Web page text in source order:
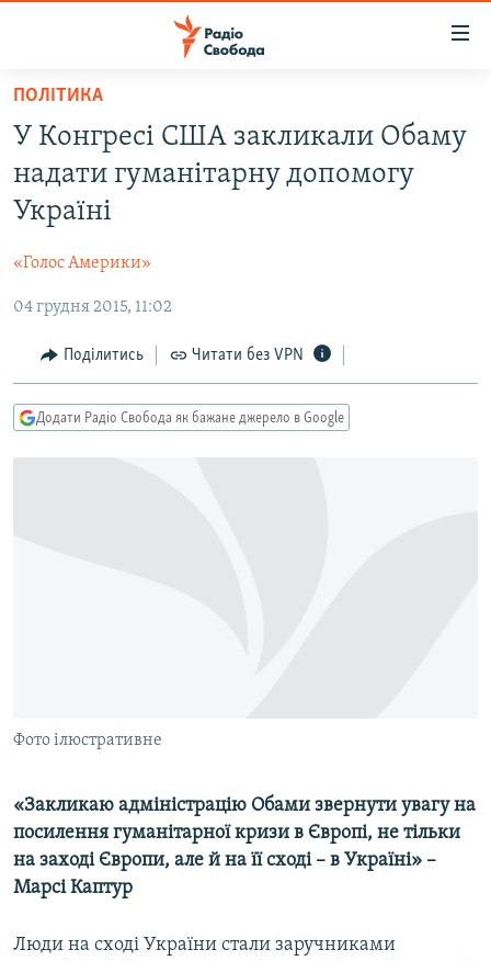
Перейти
основного
матеріалу
Перейти
до
основної
Перейти
пошуку
ВСЕ ЗА ДОБУ
СТАТТІ
ЕКОНОМІКА
СУСПІЛЬСТВО
КУЛЬТУРА
УКРАЇНА
РОСІЙСЬКА «ФІЛЬТРАЦІЯ»
ДОНБАС.РЕАЛІЇ
КРИМ.РЕАЛІЇ
СХЕМИ
КТАТ
ДОЛУЧАЙСЯ!
ПОЛІТИКА
У Конгресі США закликали Обаму
надати гуманітарну допомогу
Україні
«Голос Америки»
04 грудня 2015, 11:02
Поділитись Читати без VPN
Додати Радіо Свобода як бажане джерело в Google
Фото ілюстративне
«Закликаю адміністрацію Обами звернути увагу на
посилення гуманітарної кризи в Європі, не тільки
на заході Європи, але й на її сході – в Україні» –
Марсі Каптур
Люди на сході України стали заручниками